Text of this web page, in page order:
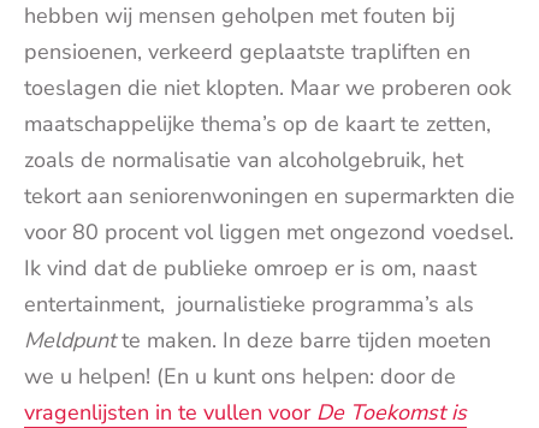
hebben wij mensen geholpen met fouten bij
pensioenen, verkeerd geplaatste trapliften en
toeslagen die niet klopten. Maar we proberen ook
maatschappelijke thema’s op de kaart te zetten,
zoals de normalisatie van alcoholgebruik, het
tekort aan seniorenwoningen en supermarkten die
voor 80 procent vol liggen met ongezond voedsel.
Ik vind dat de publieke omroep er is om, naast
entertainment, journalistieke programma’s als
Meldpuntte maken. In deze barre tijden moeten
we u helpen! (En u kunt ons helpen: door de
vragenlijsten in te vullen voor De Toekomst is